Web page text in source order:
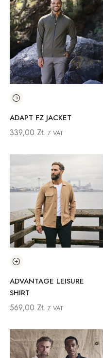
ADAPT FZ JACKET
339,00 ZŁ Z VAT
ADVANTAGE LEISURE
SHIRT
569,00 ZŁ Z VAT